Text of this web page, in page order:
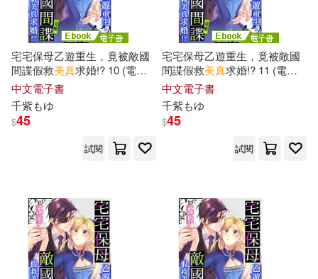
宅宅保母乙遊重生，竟被敵國
間諜假救美真求婚!? 10 (電子
書)
中文電子書
千紫もゆ
$45
試閱
宅宅保母乙遊重生，竟被敵國
間諜假救美真求婚!? 11 (電子
書)
中文電子書
千紫もゆ
$45
試閱